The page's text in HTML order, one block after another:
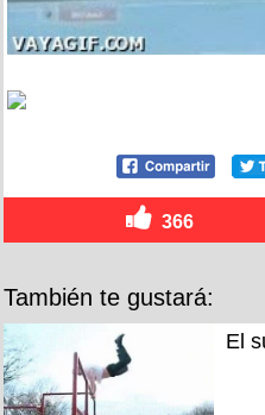
366
También te gustará:
El